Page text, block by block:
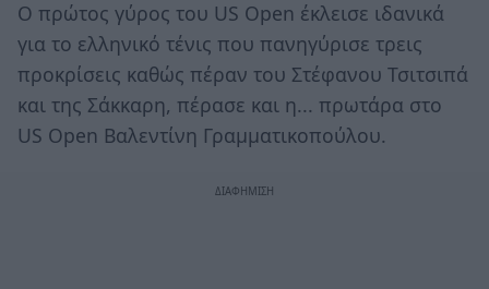
Ο πρώτος γύρος του US Open έκλεισε ιδανικά
για το ελληνικό τένις που πανηγύρισε τρεις
προκρίσεις καθώς πέραν του Στέφανου Τσιτσιπά
και της Σάκκαρη, πέρασε και η... πρωτάρα στο
US Open Βαλεντίνη Γραμματικοπούλου.